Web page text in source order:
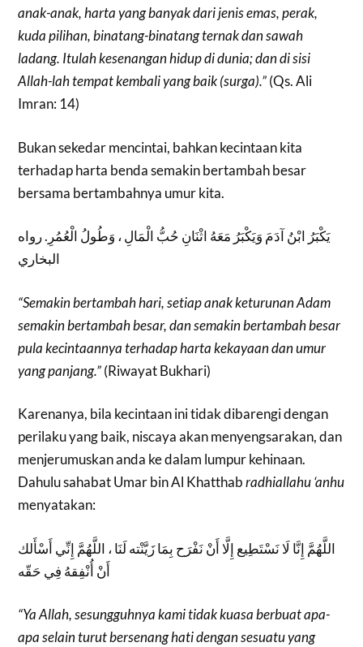
anak-anak, harta yang banyak dari jenis emas, perak,
kuda pilihan, binatang-binatang ternak dan sawah
ladang. Itulah kesenangan hidup di dunia; dan di sisi
Allah-lah tempat kembali yang baik (surga).”(Qs. Ali
Imran: 14)
Bukan sekedar mencintai, bahkan kecintaan kita
terhadap harta benda semakin bertambah besar
bersama bertambahnya umur kita.
يَكْبَرُ ابْنُ آدَمَ وَيَكْبَرُ مَعَهُ اثْنَانِ حُبُّ الْمَالِ ، وَطُولُ الْعُمُرِ. رواه
البخاري
“Semakin bertambah hari, setiap anak keturunan Adam
semakin bertambah besar, dan semakin bertambah besar
pula kecintaannya terhadap harta kekayaan dan umur
yang panjang.”(Riwayat Bukhari)
Karenanya, bila kecintaan ini tidak dibarengi dengan
perilaku yang baik, niscaya akan menyengsarakan, dan
menjerumuskan anda ke dalam lumpur kehinaan.
Dahulu sahabat Umar bin Al Khatthabradhiallahu ‘anhu
menyatakan:
اللَّهُمَّ إِنَّا لَا نَسْتَطِيع إِلَّا أَنْ نَفْرَح بِمَا زَيَّنْته لَنَا ، اللَّهُمَّ إِنِّي أَسْأَلك
أَنْ أُنْفِقهُ فِي حَقّه
“Ya Allah, sesungguhnya kami tidak kuasa berbuat apa-
apa selain turut bersenang hati dengan sesuatu yang